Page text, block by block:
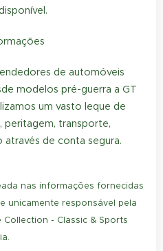
de automóveis
modelos pré-guerra a GT
um vasto leque de
transporte,
de conta segura.
nas informações fornecidas
unicamente responsável pela
- Classic & Sports